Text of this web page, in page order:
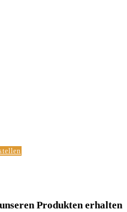
Produkten erhalten